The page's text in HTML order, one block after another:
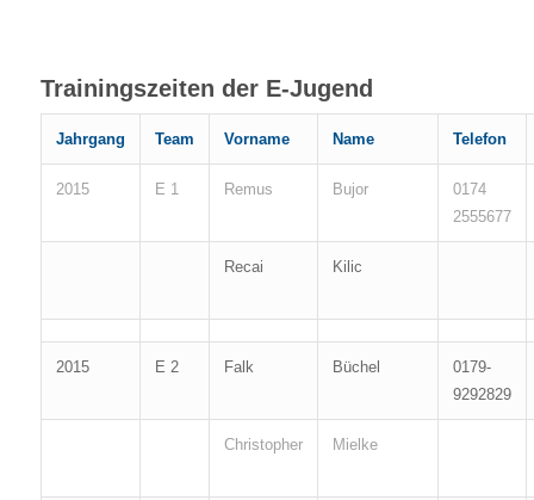
Trainingszeiten der E-Jugend
Jahrgang Team Vorname Name Telefon
2015 E 1 Remus Bujor
0174
2555677
Recai Kilic
2015 E 2 Falk Büchel
0179-
9292829
Christopher Mielke